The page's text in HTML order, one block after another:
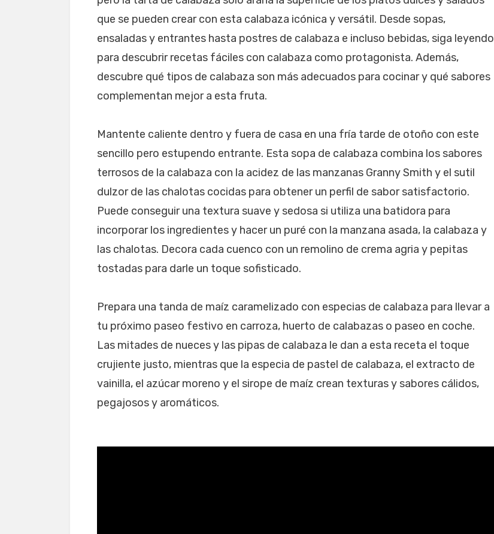
que se pueden crear con esta calabaza icónica y versátil. Desde sopas,
ensaladas y entrantes hasta postres de calabaza e incluso bebidas, siga leyendo
para descubrir recetas fáciles con calabaza como protagonista. Además,
descubre qué tipos de calabaza son más adecuados para cocinar y qué sabores
complementan mejor a esta fruta.
Mantente caliente dentro y fuera de casa en una fría tarde de otoño con este
sencillo pero estupendo entrante. Esta sopa de calabaza combina los sabores
terrosos de la calabaza con la acidez de las manzanas Granny Smith y el sutil
dulzor de las chalotas cocidas para obtener un perfil de sabor satisfactorio.
Puede conseguir una textura suave y sedosa si utiliza una batidora para
incorporar los ingredientes y hacer un puré con la manzana asada, la calabaza y
las chalotas. Decora cada cuenco con un remolino de crema agria y pepitas
tostadas para darle un toque sofisticado.
Prepara una tanda de maíz caramelizado con especias de calabaza para llevar a
tu próximo paseo festivo en carroza, huerto de calabazas o paseo en coche.
Las mitades de nueces y las pipas de calabaza le dan a esta receta el toque
crujiente justo, mientras que la especia de pastel de calabaza, el extracto de
vainilla, el azúcar moreno y el sirope de maíz crean texturas y sabores cálidos,
pegajosos y aromáticos.